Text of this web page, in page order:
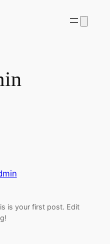
is your first post. Edit